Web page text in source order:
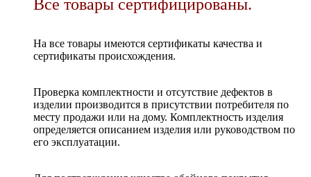
Все товары сертифицированы.
На все товары имеются сертификаты качества и
сертификаты происхождения.
Проверка комплектности и отсутствие дефектов в
изделии производится в присутствии потребителя по
месту продажи или на дому. Комплектность изделия
определяется описанием изделия или руководством по
его эксплуатации.